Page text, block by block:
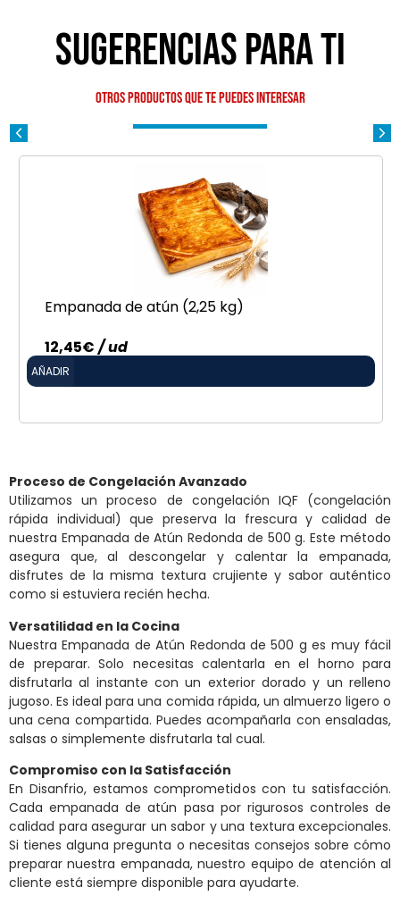
Sugerencias para ti
Otros productos que te puedes interesar
Empanada de atún (2,25 kg)
12,45€/ ud
AÑADIR
Proceso de Congelación Avanzado
Utilizamos un proceso de congelación IQF (congelación
rápida individual) que preserva la frescura y calidad de
nuestra Empanada de Atún Redonda de 500 g. Este método
asegura que, al descongelar y calentar la empanada,
disfrutes de la misma textura crujiente y sabor auténtico
como si estuviera recién hecha.
Versatilidad en la Cocina
Nuestra Empanada de Atún Redonda de 500 g es muy fácil
de preparar. Solo necesitas calentarla en el horno para
disfrutarla al instante con un exterior dorado y un relleno
jugoso. Es ideal para una comida rápida, un almuerzo ligero o
una cena compartida. Puedes acompañarla con ensaladas,
salsas o simplemente disfrutarla tal cual.
Compromiso con la Satisfacción
En Disanfrio, estamos comprometidos con tu satisfacción.
Cada empanada de atún pasa por rigurosos controles de
calidad para asegurar un sabor y una textura excepcionales.
Si tienes alguna pregunta o necesitas consejos sobre cómo
preparar nuestra empanada, nuestro equipo de atención al
cliente está siempre disponible para ayudarte.